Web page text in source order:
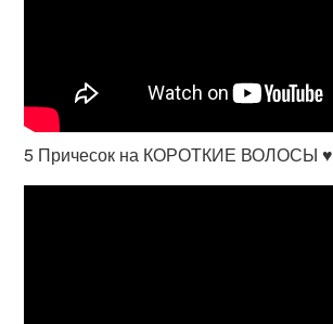
5 Причесок на КОРОТКИЕ ВОЛОСЫ ♥